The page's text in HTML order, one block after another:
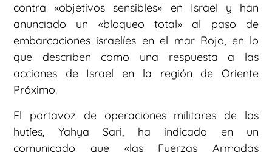
contra «objetivos sensibles» en Israel y han
anunciado un «bloqueo total» al paso de
embarcaciones israelíes en el mar Rojo, en lo
que describen como una respuesta a las
acciones de Israel en la región de Oriente
Próximo.
El portavoz de operaciones militares de los
hutíes, Yahya Sari, ha indicado en un
comunicado que «las Fuerzas Armadas